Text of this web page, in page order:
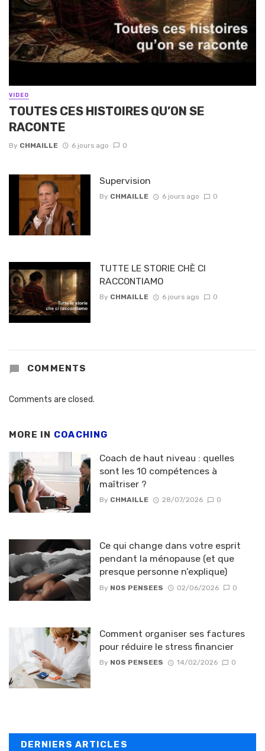
VIDEO
TOUTES CES HISTOIRES QU’ON SE
RACONTE
By CHMAILLE 6 jours ago 0
Supervision
By CHMAILLE 6 jours ago 0
TUTTE LE STORIE CHÈ CI
RACCONTIAMO
By CHMAILLE 6 jours ago 0
COMMENTS
Comments are closed.
MORE IN COACHING
Coach de haut niveau : quelles
sont les 10 compétences à
maîtriser ?
By CHMAILLE 28/07/2026 0
Ce qui change dans votre esprit
pendant la ménopause (et que
presque personne n’explique)
By NOS PENSEES 02/06/2026 0
Comment organiser ses factures
pour réduire le stress financier
By NOS PENSEES 14/02/2026 0
DERNIERS ARTICLES